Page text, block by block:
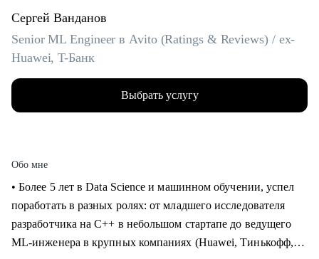
Сергей Ванданов
Senior ML Engineer в Avito (Ratings & Reviews) / ex-
Huawei, T-Банк
Выбрать услугу
Обо мне
• Более 5 лет в Data Science и машинном обучении, успел
поработать в разных ролях: от младшего исследователя
разработчика на C++ в небольшом стартапе до ведущего
ML-инженера в крупных компаниях (Huawei, Тинькофф,